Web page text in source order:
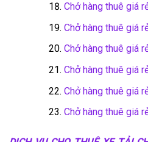
Chở hàng thuê giá
Chở hàng thuê giá
Chở hàng thuê giá
Chở hàng thuê giá
Chở hàng thuê giá
Chở hàng thuê giá